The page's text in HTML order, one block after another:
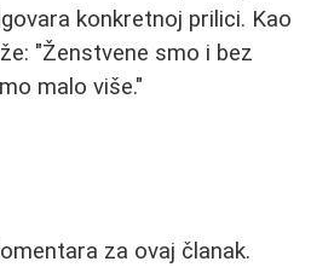
konkretnoj prilici. Kao
"Ženstvene smo i bez
malo više."
za ovaj članak.